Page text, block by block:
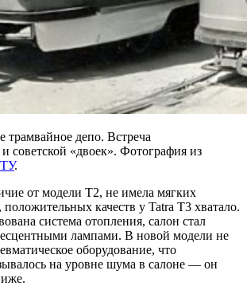
трамвайное депо. Встреча
советской «двоек». Фотография из
.
от модели Т2, не имела мягких
качеств у Tatra T3 хватало.
система отопления, салон стал
лампами. В новой модели не
оборудование, что
на уровне шума в салоне — он